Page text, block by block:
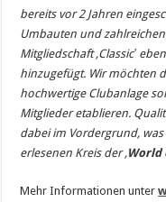
bereits vor 2 Jahren
Umbauten und
Mitgliedschaft ‚Classic‛
hinzugefügt. Wir möchten
hochwertige Clubanlage
Mitglieder etablieren.
dabei im Vordergrund,
erlesenen Kreis der‚World
Mehr Informationen unter